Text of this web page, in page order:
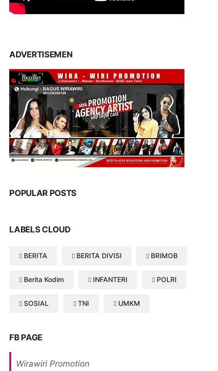
ADVERTISEMEN
POPULAR POSTS
LABELS CLOUD
BERITA BERITA DIVISI BRIMOB
Berita Kodim INFANTERI POLRI
SOSIAL TNI UMKM
FB PAGE
Wirawiri Promotion